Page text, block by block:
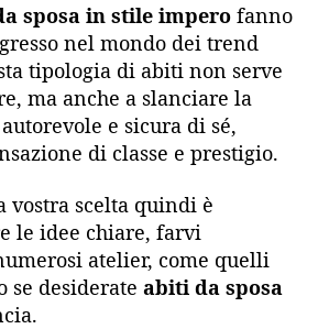
sposa in stile impero fanno
nel mondo dei trend
tipologia di abiti non serve
ma anche a slanciare la
e sicura di sé,
di classe e prestigio.
vostra scelta quindi è
le idee chiare, farvi
atelier, come quelli
se desiderate abiti da sposa